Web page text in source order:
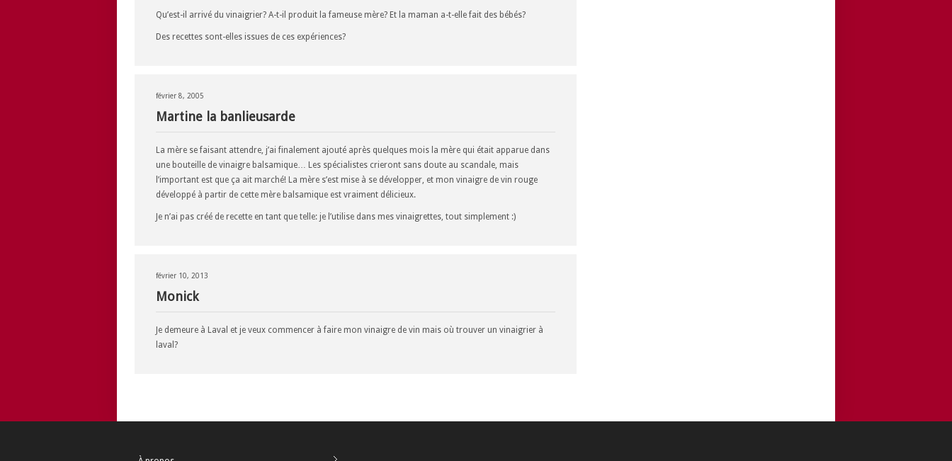
Qu’est-il arrivé du vinaigrier? A-t-il produit la fameuse mère? Et la maman a-t-elle fait des bébés?
Des recettes sont-elles issues de ces expériences?
février 8, 2005
Martine la banlieusarde
La mère se faisant attendre, j’ai finalement ajouté après quelques mois la mère qui était apparue dans
une bouteille de vinaigre balsamique… Les spécialistes crieront sans doute au scandale, mais
l’important est que ça ait marché! La mère s’est mise à se développer, et mon vinaigre de vin rouge
développé à partir de cette mère balsamique est vraiment délicieux.
Je n’ai pas créé de recette en tant que telle: je l’utilise dans mes vinaigrettes, tout simplement :)
février 10, 2013
Monick
Je demeure à Laval et je veux commencer à faire mon vinaigre de vin mais où trouver un vinaigrier à
laval?